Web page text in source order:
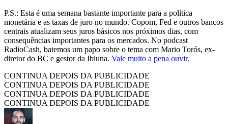
P.S.: Esta é uma semana bastante importante para a política
monetária e as taxas de juro no mundo. Copom, Fed e outros bancos
centrais atualizam seus juros básicos nos próximos dias, com
consequências importantes para os mercados. No podcast
RadioCash, batemos um papo sobre o tema com Mario Torós, ex-
diretor do BC e gestor da Ibiuna. Vale muito a pena ouvir.
CONTINUA DEPOIS DA PUBLICIDADE
CONTINUA DEPOIS DA PUBLICIDADE
CONTINUA DEPOIS DA PUBLICIDADE
CONTINUA DEPOIS DA PUBLICIDADE